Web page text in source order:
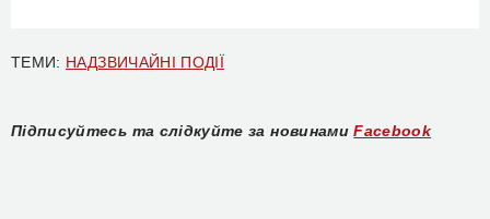
ТЕМИ: НАДЗВИЧАЙНІ ПОДІЇ
Підписуйтесь та слідкуйте за новинами Facebook